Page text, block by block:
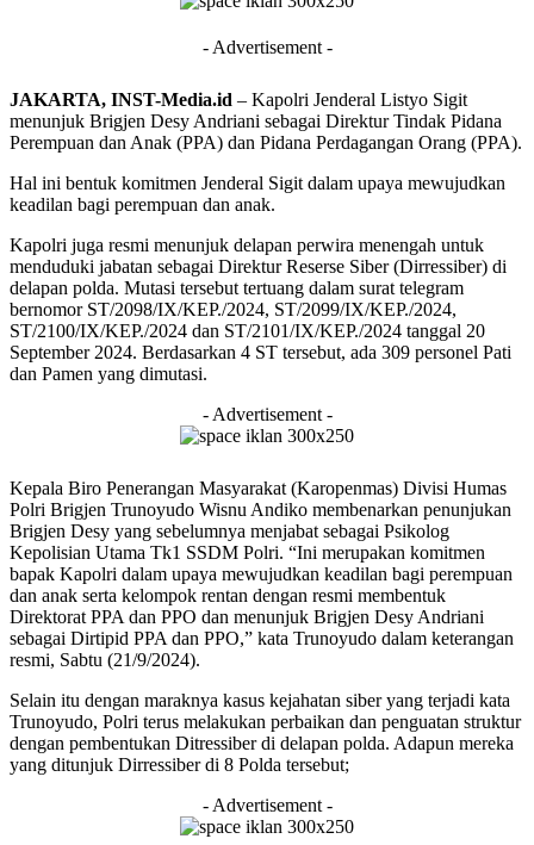
- Advertisement -
JAKARTA, INST-Media.id – Kapolri Jenderal Listyo Sigit
menunjuk Brigjen Desy Andriani sebagai Direktur Tindak Pidana
Perempuan dan Anak (PPA) dan Pidana Perdagangan Orang (PPA).
Hal ini bentuk komitmen Jenderal Sigit dalam upaya mewujudkan
keadilan bagi perempuan dan anak.
Kapolri juga resmi menunjuk delapan perwira menengah untuk
menduduki jabatan sebagai Direktur Reserse Siber (Dirressiber) di
delapan polda. Mutasi tersebut tertuang dalam surat telegram
bernomor ST/2098/IX/KEP./2024, ST/2099/IX/KEP./2024,
ST/2100/IX/KEP./2024 dan ST/2101/IX/KEP./2024 tanggal 20
September 2024. Berdasarkan 4 ST tersebut, ada 309 personel Pati
dan Pamen yang dimutasi.
- Advertisement -
Kepala Biro Penerangan Masyarakat (Karopenmas) Divisi Humas
Polri Brigjen Trunoyudo Wisnu Andiko membenarkan penunjukan
Brigjen Desy yang sebelumnya menjabat sebagai Psikolog
Kepolisian Utama Tk1 SSDM Polri. “Ini merupakan komitmen
bapak Kapolri dalam upaya mewujudkan keadilan bagi perempuan
dan anak serta kelompok rentan dengan resmi membentuk
Direktorat PPA dan PPO dan menunjuk Brigjen Desy Andriani
sebagai Dirtipid PPA dan PPO,” kata Trunoyudo dalam keterangan
resmi, Sabtu (21/9/2024).
Selain itu dengan maraknya kasus kejahatan siber yang terjadi kata
Trunoyudo, Polri terus melakukan perbaikan dan penguatan struktur
dengan pembentukan Ditressiber di delapan polda. Adapun mereka
yang ditunjuk Dirressiber di 8 Polda tersebut;
- Advertisement -